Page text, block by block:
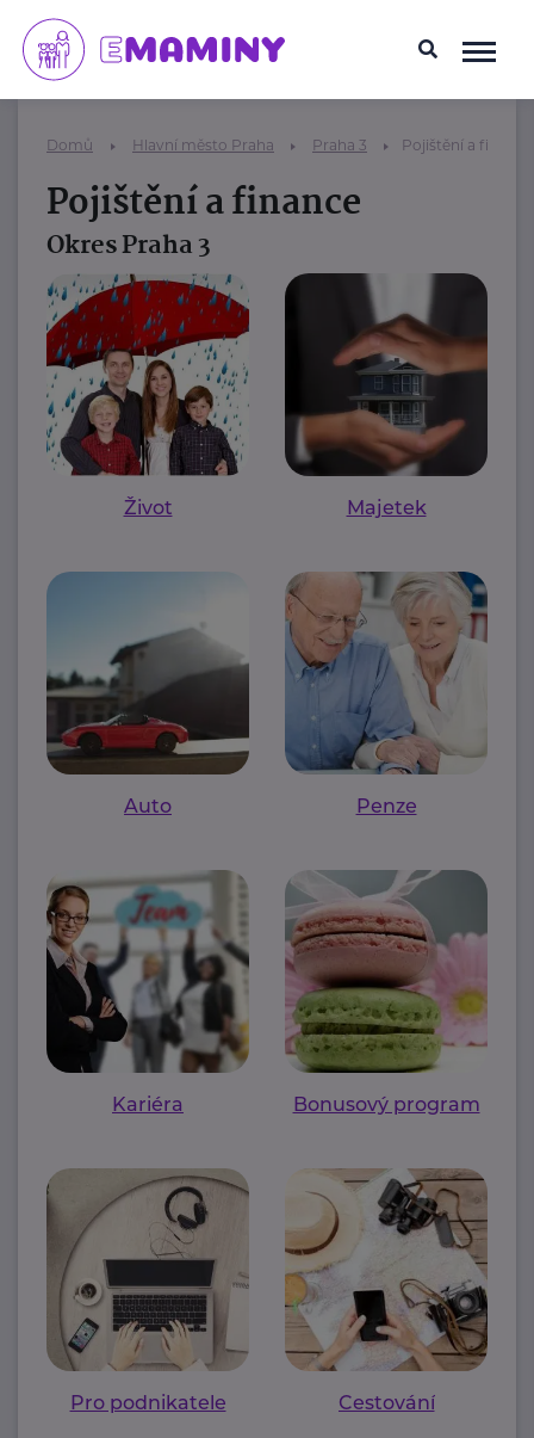
Domů Hlavní město Praha Praha 3 Pojištění a finance
Pojištění a finance
Okres Praha 3
Život Majetek
Auto Penze
Kariéra Bonusový program
Pro podnikatele Cestování